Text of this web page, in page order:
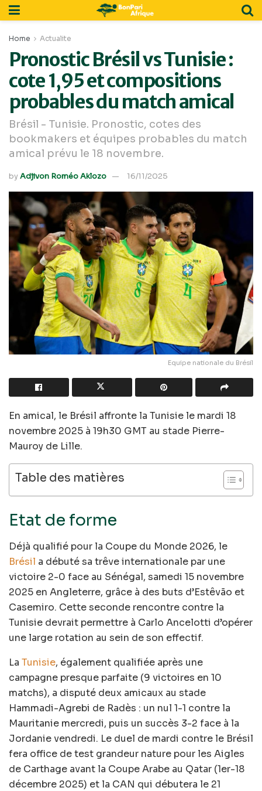
Home Actualite
Pronostic Brésil vs Tunisie :
cote 1,95 et compositions
probables du match amical
Brésil - Tunisie. Pronostic, cotes des
bookmakers et équipes probables du match
amical prévu le 18 novembre.
byAdjivon Roméo Aklozo 16/11/2025
Equipe nationale du Brésil
En amical, le Brésil affronte la Tunisie le mardi 18
novembre 2025 à 19h30 GMT au stade Pierre-
Mauroy de Lille.
Table des matières
Etat de forme
Déjà qualifié pour la Coupe du Monde 2026, le
Brésil a débuté sa trêve internationale par une
victoire 2-0 face au Sénégal, samedi 15 novembre
2025 en Angleterre, grâce à des buts d’Estêvão et
Casemiro. Cette seconde rencontre contre la
Tunisie devrait permettre à Carlo Ancelotti d’opérer
une large rotation au sein de son effectif.
La Tunisie, également qualifiée après une
campagne presque parfaite (9 victoires en 10
matchs), a disputé deux amicaux au stade
Hammadi-Agrebi de Radès : un nul 1-1 contre la
Mauritanie mercredi, puis un succès 3-2 face à la
Jordanie vendredi. Le duel de mardi contre le Brésil
fera office de test grandeur nature pour les Aigles
de Carthage avant la Coupe Arabe au Qatar (1er-18
décembre 2025) et la CAN qui débutera le 21